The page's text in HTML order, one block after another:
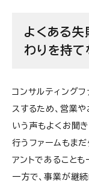
よくある
わりを持て
コンサルティングフ
スするため、営業
いう声もよくお聞
行うファームもま
アントであることも
一方で、事業が継